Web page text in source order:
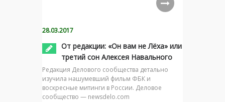
28.03.2017
От редакции: «Он вам не Лёха» или
третий сон Алексея Навального
Редакция Делового сообщества детально
изучила нашумевший фильм ФБК и
воскресные митинги в России. Деловое
сообщество — newsdelo.com